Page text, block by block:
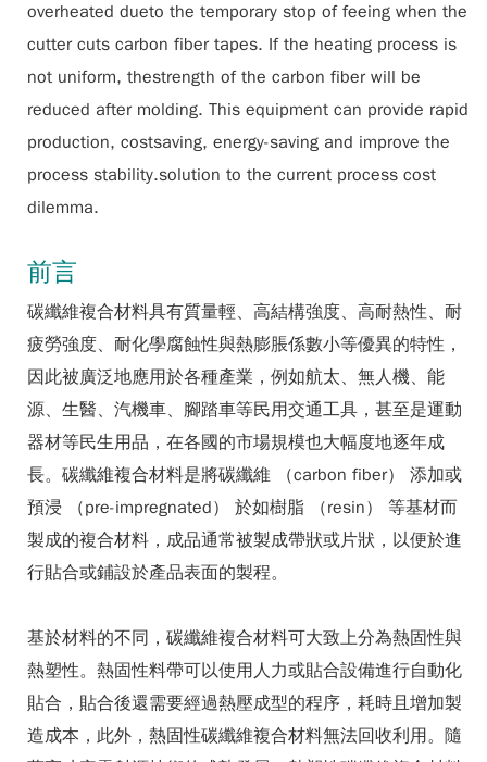
overheated dueto the temporary stop of feeing when the
cutter cuts carbon fiber tapes. If the heating process is
not uniform, thestrength of the carbon fiber will be
reduced after molding. This equipment can provide rapid
production, costsaving, energy-saving and improve the
process stability.solution to the current process cost
dilemma.
前言
碳纖維複合材料具有質量輕、高結構強度、高耐熱性、耐
疲勞強度、耐化學腐蝕性與熱膨脹係數小等優異的特性，
因此被廣泛地應用於各種產業，例如航太、無人機、能
源、生醫、汽機車、腳踏車等民用交通工具，甚至是運動
器材等民生用品，在各國的市場規模也大幅度地逐年成
長。碳纖維複合材料是將碳纖維 （carbon fiber） 添加或
預浸 （pre-impregnated） 於如樹脂 （resin） 等基材而
製成的複合材料，成品通常被製成帶狀或片狀，以便於進
行貼合或鋪設於產品表面的製程。
基於材料的不同，碳纖維複合材料可大致上分為熱固性與
熱塑性。熱固性料帶可以使用人力或貼合設備進行自動化
貼合，貼合後還需要經過熱壓成型的程序，耗時且增加製
造成本，此外，熱固性碳纖維複合材料無法回收利用。隨